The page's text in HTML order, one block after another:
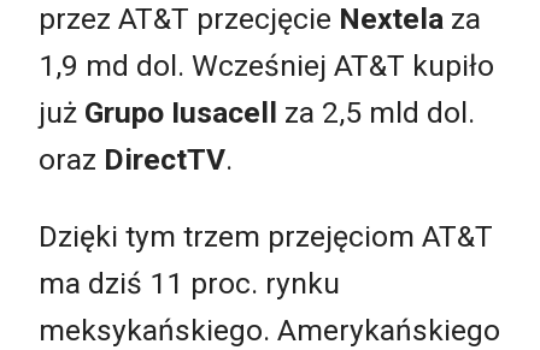
przez AT&T przecjęcie Nextela za
1,9 md dol. Wcześniej AT&T kupiło
już Grupo Iusacell za 2,5 mld dol.
oraz DirectTV.
Dzięki tym trzem przejęciom AT&T
ma dziś 11 proc. rynku
meksykańskiego. Amerykańskiego